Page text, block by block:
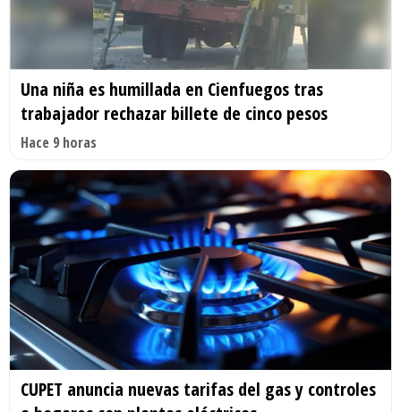
Una niña es humillada en Cienfuegos tras
trabajador rechazar billete de cinco pesos
Hace 9 horas
CUPET anuncia nuevas tarifas del gas y controles